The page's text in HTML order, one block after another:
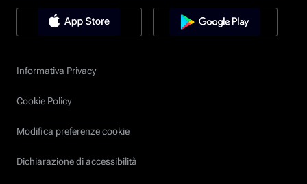
Informativa Privacy
Cookie Policy
Modifica preferenze cookie
Dichiarazione di accessibilità